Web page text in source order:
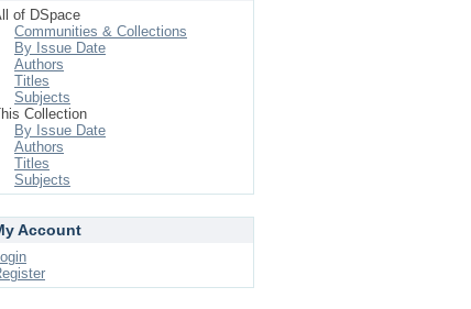
of DSpace
Communities & Collections
By Issue Date
Authors
Titles
Subjects
Collection
By Issue Date
Authors
Titles
Subjects
Account